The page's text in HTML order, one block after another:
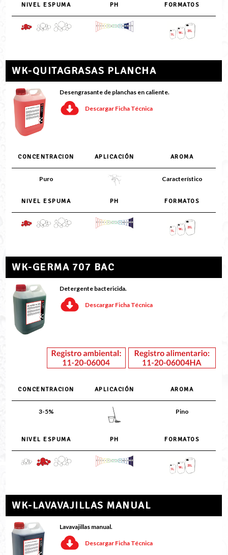
NIVEL ESPUMA PH FORMATOS
WK-QUITAGRASAS PLANCHA
Desengrasante de planchas en caliente.
Descargar Ficha Técnica
CONCENTRACION APLICACIÓN AROMA
Puro Característico
NIVEL ESPUMA PH FORMATOS
WK-GERMA 707 BAC
Detergente bactericida.
Descargar Ficha Técnica
CONCENTRACION APLICACIÓN AROMA
3-5% Pino
NIVEL ESPUMA PH FORMATOS
WK-LAVAVAJILLAS MANUAL
Lavavajillas manual.
Descargar Ficha Técnica